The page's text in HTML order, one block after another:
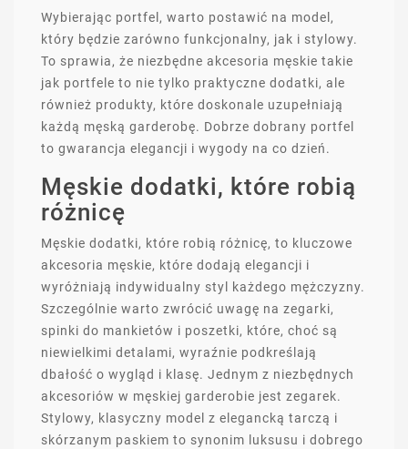
Wybierając portfel, warto postawić na model,
który będzie zarówno funkcjonalny, jak i stylowy.
To sprawia, że niezbędne akcesoria męskie takie
jak portfele to nie tylko praktyczne dodatki, ale
również produkty, które doskonale uzupełniają
każdą męską garderobę. Dobrze dobrany portfel
to gwarancja elegancji i wygody na co dzień.
Męskie dodatki, które robią
różnicę
Męskie dodatki, które robią różnicę, to kluczowe
akcesoria męskie, które dodają elegancji i
wyróżniają indywidualny styl każdego mężczyzny.
Szczególnie warto zwrócić uwagę na zegarki,
spinki do mankietów i poszetki, które, choć są
niewielkimi detalami, wyraźnie podkreślają
dbałość o wygląd i klasę. Jednym z niezbędnych
akcesoriów w męskiej garderobie jest zegarek.
Stylowy, klasyczny model z elegancką tarczą i
skórzanym paskiem to synonim luksusu i dobrego